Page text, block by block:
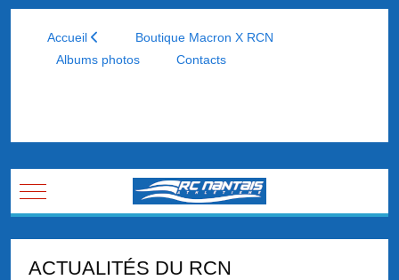
Accueil
Boutique Macron X RCN
Albums photos
Contacts
Mobile Menu Toggle
ACTUALITÉS DU RCN